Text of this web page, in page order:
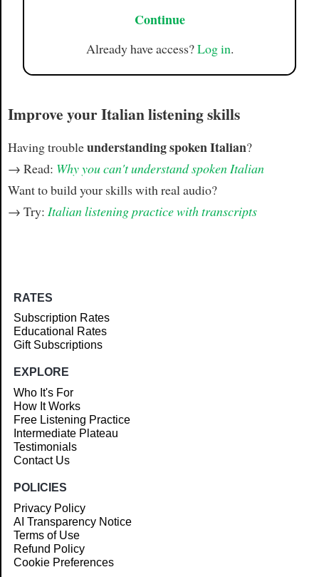
Continue
Already have access?Log in.
Improve your Italian listening skills
Having troubleunderstanding spoken Italian?
→ Read: Why you can't understand spoken Italian
Want to build your skills with real audio?
→ Try: Italian listening practice with transcripts
RATES
Subscription Rates
Educational Rates
Gift Subscriptions
EXPLORE
Who It's For
How It Works
Free Listening Practice
Intermediate Plateau
Testimonials
Contact Us
POLICIES
Privacy Policy
AI Transparency Notice
Terms of Use
Refund Policy
Cookie Preferences